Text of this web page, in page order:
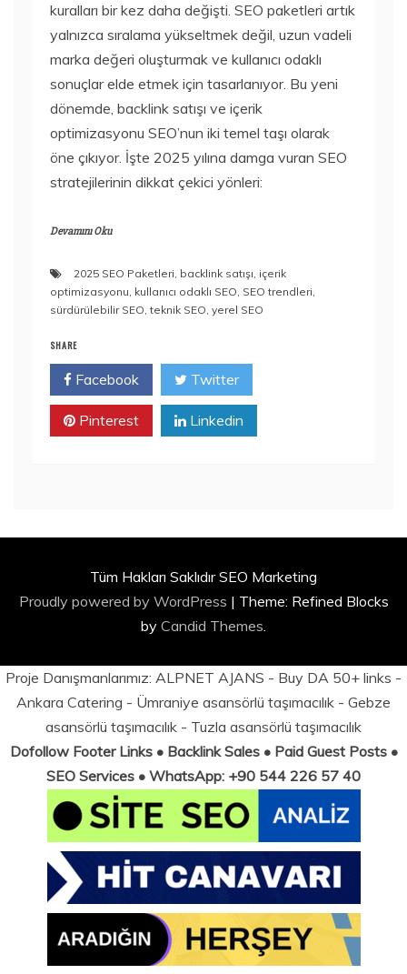
kuralları bir kez daha değişti. SEO paketleri artık
yalnızca sıralama yükseltmek değil, uzun vadeli
marka değeri oluşturmak ve kullanıcı odaklı
sonuçlar elde etmek için tasarlanıyor. Bu yeni
dönemde, backlink satışı ve içerik
optimizasyonu SEO’nun iki temel taşı olarak
öne çıkıyor. İşte 2025 yılına damga vuran SEO
stratejilerinin dikkat çekici yönleri:
Devamını Oku
2025 SEO Paketleri, backlink satışı, içerik
optimizasyonu, kullanıcı odaklı SEO, SEO trendleri,
sürdürülebilir SEO,teknik SEO, yerel SEO
SHARE
Facebook Twitter
Pinterest Linkedin
Tüm Hakları Saklıdır SEO Marketing
Proudly powered by WordPress | Theme: Refined Blocks
by Candid Themes.
Proje Danışmanlarımız: ALPNET AJANS - Buy DA 50+ links -
Ankara Catering - Ümraniye asansörlü taşımacılık - Gebze
asansörlü taşımacılık - Tuzla asansörlü taşımacılık
Dofollow Footer Links • Backlink Sales • Paid Guest Posts •
SEO Services • WhatsApp: +90 544 226 57 40